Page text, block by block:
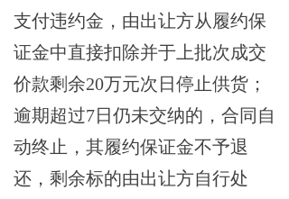
支付违约金，由出让方从履约保
证金中直接扣除并于上批次成交
价款剩余20万元次日停止供货；
逾期超过7日仍未交纳的，合同自
动终止，其履约保证金不予退
还，剩余标的由出让方自行处